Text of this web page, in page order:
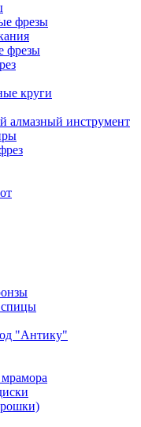
фрезы
фрезы
круги
алмазный инструмент
спицы
"Антику"